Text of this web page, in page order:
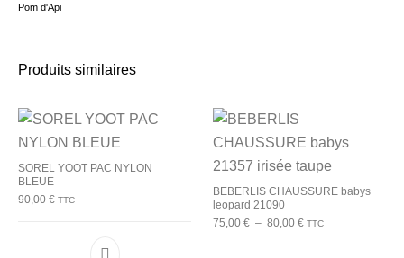
Pom d'Api
Produits similaires
SOREL YOOT PAC NYLON
BLEUE
90,00€ TTC
BEBERLIS CHAUSSURE babys
leopard 21090
75,00 € – 80,00 €Plage de prix :
TTC